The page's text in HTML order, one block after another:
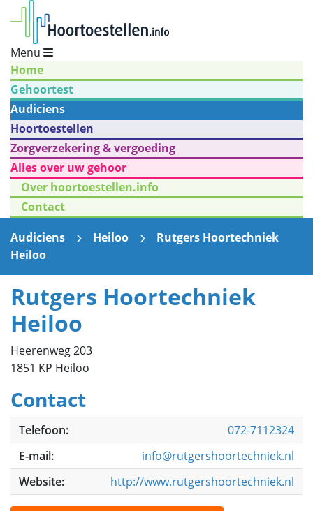
Menu
Home
Gehoortest
Audiciens
Hoortoestellen
Zorgverzekering & vergoeding
Alles over uw gehoor
Over hoortoestellen.info
Contact
Audiciens
Heiloo
Rutgers Hoortechniek
Heiloo
Rutgers Hoortechniek
Heiloo
Heerenweg 203
1851 KP Heiloo
Contact
Telefoon:
072-7112324
E-mail:
info@rutgershoortechniek.nl
Website:
http://www.rutgershoortechniek.nl